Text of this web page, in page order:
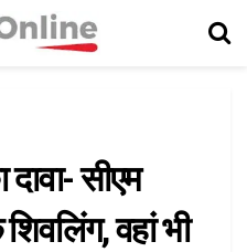
सीएम
वहां भी